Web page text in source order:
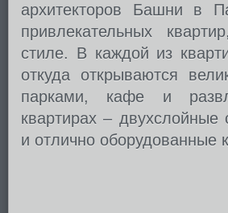
архитекторов Башни в
привлекательных
стиле. В каждой из
откуда открываются
парками, кафе и
квартирах –
и отлично оборудованные